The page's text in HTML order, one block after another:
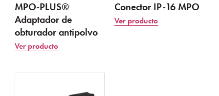
MPO-PLUS®
Adaptador de
obturador antipolvo
Ver producto
Conector IP-16 MPO
Ver producto